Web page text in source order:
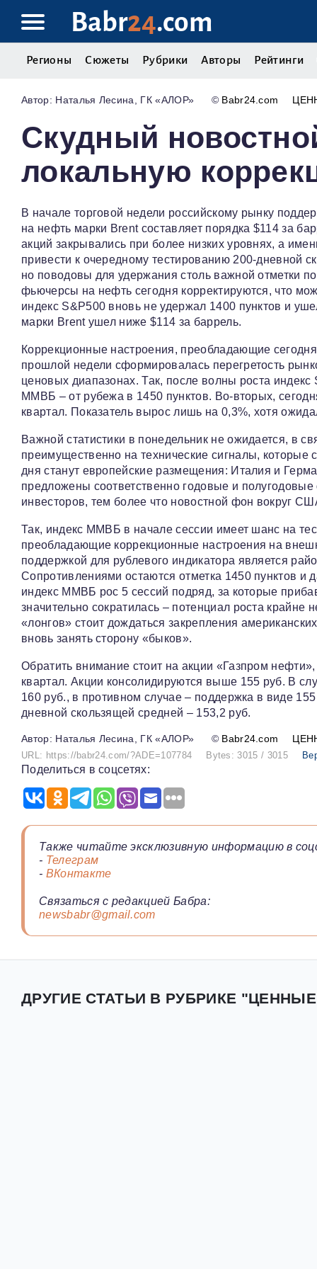
Babr24.com
Регионы Сюжеты Рубрики Авторы Рейтинги
Наталья Лесина, ГК «АЛОР» © Babr24.com
Скудный
локальную
В начале торговой недели российскому рынку
на нефть марки Brent составляет порядка $114 за
акций закрывались при более низких уровнях, а
привести к очередному тестированию 200-дневной
но поводовы для удержания столь важной отметки
фьючерсы на нефть сегодня корректируются, что
индекс S&P500 вновь не удержал 1400 пунктов и
марки Brent ушел ниже $114 за баррель.
Коррекционные настроения, преобладающие
прошлой недели сформировалась перегретость
ценовых диапазонах. Так, после волны роста индекс
ММВБ – от рубежа в 1450 пунктов. Во-вторых,
квартал. Показатель вырос лишь на 0,3%, хотя
Важной статистики в понедельник не ожидается, в
преимущественно на технические сигналы,
дня станут европейские размещения: Италия и
предложены соответственно годовые и
инвесторов, тем более что новостной фон вокруг
Так, индекс ММВБ в начале сессии имеет шанс на
преобладающие коррекционные настроения на
поддержкой для рублевого индикатора является
Сопротивлениями остаются отметка 1450 пунктов и
индекс ММВБ рос 5 сессий подряд, за которые
значительно сократилась – потенциал роста
«лонгов» стоит дождаться закрепления
вновь занять сторону «быков».
Обратить внимание стоит на акции «Газпром
квартал. Акции консолидируются выше 155 руб. В
160 руб., в противном случае – поддержка в виде
дневной скользящей средней – 153,2 руб.
Наталья Лесина, ГК «АЛОР» © Babr24.com
URL: https://babr24.com/?ADE=107784 Bytes: 3015 / 3015
Поделиться в соцсетях:
Также читайте эксклюзивную информацию в
- Телеграм
- ВКонтакте
Связаться с редакцией Бабра:
newsbabr@gmail.com
ДРУГИЕ СТАТЬИ В РУБРИКЕ